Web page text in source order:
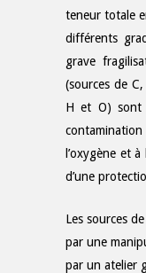
teneur totale
différents
grave
(sources de
H et O) sont
l’oxygène et
d’une
Les sources
par une
par un atelier